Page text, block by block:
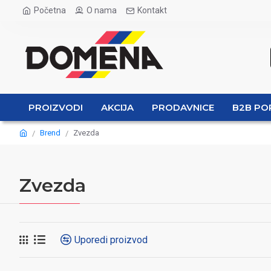
Početna O nama Kontakt
PROIZVODI AKCIJA PRODAVNICE B2B
Brend Zvezda
Zvezda
Uporedi proizvod